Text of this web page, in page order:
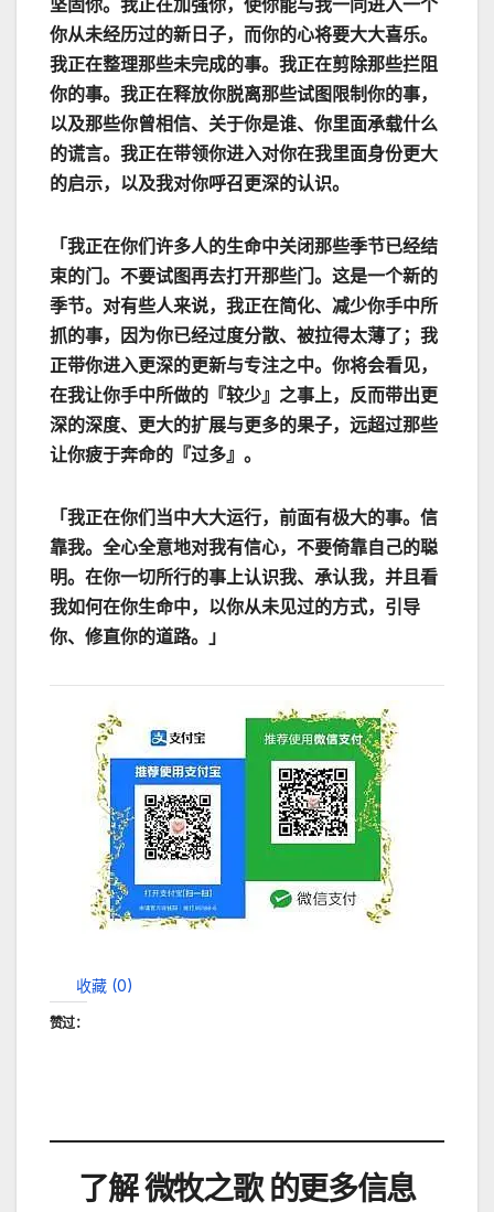
坚固你。我正在加强你，使你能与我一同进入一个
你从未经历过的新日子，而你的心将要大大喜乐。
我正在整理那些未完成的事。我正在剪除那些拦阻
你的事。我正在释放你脱离那些试图限制你的事，
以及那些你曾相信、关于你是谁、你里面承载什么
的谎言。我正在带领你进入对你在我里面身份更大
的启示，以及我对你呼召更深的认识。
「我正在你们许多人的生命中关闭那些季节已经结
束的门。不要试图再去打开那些门。这是一个新的
季节。对有些人来说，我正在简化、减少你手中所
抓的事，因为你已经过度分散、被拉得太薄了；我
正带你进入更深的更新与专注之中。你将会看见，
在我让你手中所做的『较少』之事上，反而带出更
深的深度、更大的扩展与更多的果子，远超过那些
让你疲于奔命的『过多』。
「我正在你们当中大大运行，前面有极大的事。信
靠我。全心全意地对我有信心，不要倚靠自己的聪
明。在你一切所行的事上认识我、承认我，并且看
我如何在你生命中，以你从未见过的方式，引导
你、修直你的道路。」
收藏 (0)
赞过：
了解 微牧之歌 的更多信息